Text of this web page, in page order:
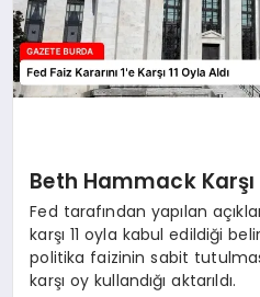
Beth Hammack Karşı
Fed tarafından yapılan
karşı 11 oyla kabul edildiği
politika faizinin sabit
karşı oy kullandığı aktarıldı.